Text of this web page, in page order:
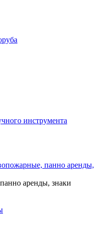
инструмента
панно аренды,
аренды, знаки